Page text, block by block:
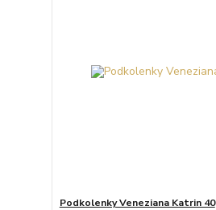
Podkolenky Veneziana Katrin 40